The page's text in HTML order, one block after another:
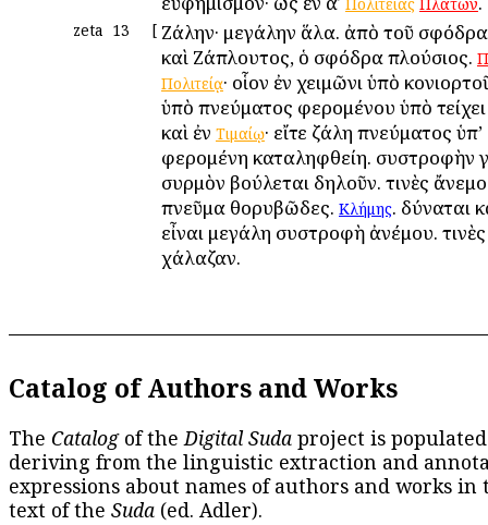
zeta 13 [ Ζάλην· μεγάλην ἅλα. ἀπὸ τοῦ σφόδρα
καὶ Ζάπλουτος, ὁ σφόδρα πλούσιος.
Πολιτείᾳ· οἷον ἐν χειμῶνι ὑπὸ
ὑπὸ πνεύματος φερομένου ὑπὸ
καὶ ἐν Τιμαίῳ· εἴτε ζάλη πνεύματος
φερομένη καταληφθείη. συστροφὴν
συρμὸν βούλεται δηλοῦν. τινὲς
πνεῦμα θορυβῶδες. Κλήμης. δύναται
εἶναι μεγάλη συστροφὴ ἀνέμου.
χάλαζαν.
Catalog of Authors and Works
The Catalogof theDigital Suda project is
deriving from the linguistic extraction and
expressions about names of authors and works in
text of the Suda (ed. Adler).